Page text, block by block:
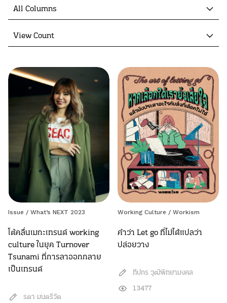
All Columns
View Count
Issue / What’s NEXT 2023
โต้คลื่นเมกะเทรนด์ working
culture ในยุค Turnover
Tsunami ที่การลาออกกลาย
เป็นเทรนด์
รตา มนตรีวัต
Working Culture / Workism
คำว่า Let go ที่ไม่ได้แปลว่า
ปล่อยวาง
ทีปกร วุฒิพิทยามงคล
13477